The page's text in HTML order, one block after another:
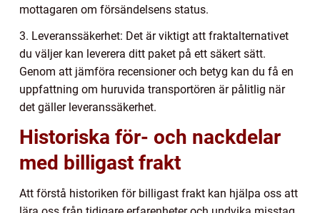
mottagaren om försändelsens status.
3. Leveranssäkerhet: Det är viktigt att fraktalternativet
du väljer kan leverera ditt paket på ett säkert sätt.
Genom att jämföra recensioner och betyg kan du få en
uppfattning om huruvida transportören är pålitlig när
det gäller leveranssäkerhet.
Historiska för- och nackdelar
med billigast frakt
Att förstå historiken för billigast frakt kan hjälpa oss att